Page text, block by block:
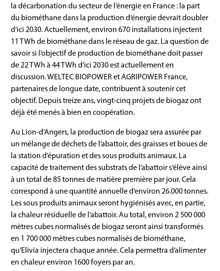
la décarbonation du secteur de l‘énergie en France : la part
du biométhane dans la production d‘énergie devrait doubler
d‘ici 2030. Actuellement, environ 670 installations injectent
11 TWh de biométhane dans le réseau de gaz. La question de
savoir si l‘objectif de production de biométhane doit passer
de 22 TWh à 44 TWh d‘ici 2030 est actuellement en
discussion. WELTEC BIOPOWER et AGRIPOWER France,
partenaires de longue date, contribuent à soutenir cet
objectif. Depuis treize ans, vingt-cinq projets de biogaz ont
déjà été menés à bien en coopération.
Au Lion-d‘Angers, la production de biogaz sera assurée par
un mélange de déchets de l‘abattoir, des graisses et boues de
la station d’épuration et des sous produits animaux. La
capacité de traitement des substrats de l‘abattoir s‘élève ainsi
à un total de 85 tonnes de matière première par jour. Cela
correspond à une quantité annuelle d‘environ 26.000 tonnes.
Les sous produits animaux seront hygiénisés avec, en partie,
la chaleur résiduelle de l‘abattoir. Au total, environ 2 500 000
mètres cubes normalisés de biogaz seront ainsi transformés
en 1 700 000 mètres cubes normalisés de biométhane,
qu‘Elivia injectera chaque année. Cela permettra d‘alimenter
en chaleur environ 1600 foyers par an.